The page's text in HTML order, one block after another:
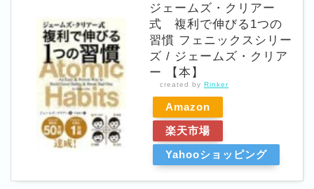
ジェームズ・クリアー
式 複利で伸びる1つの
習慣 フェニックスシリー
ズ / ジェームズ・クリア
ー 【本】
created by Rinker
Amazon
楽天市場
Yahooショッピング